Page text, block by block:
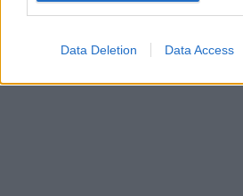
Data Deletion Data Access